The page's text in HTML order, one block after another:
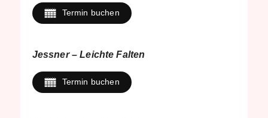
Termin buchen
Jessner – Leichte Falten
Termin buchen